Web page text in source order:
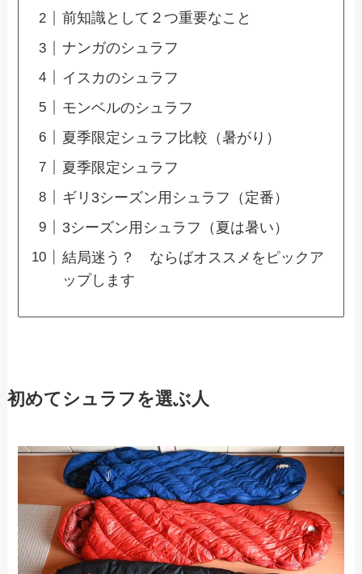
前知識として２つ重要なこと
ナンガのシュラフ
イスカのシュラフ
モンベルのシュラフ
夏季限定シュラフ比較（暑がり）
夏季限定シュラフ
ギリ3シーズン用シュラフ（定番）
3シーズン用シュラフ（夏は暑い）
結局迷う？ ならばオススメをピックア
ップします
初めてシュラフを選ぶ人